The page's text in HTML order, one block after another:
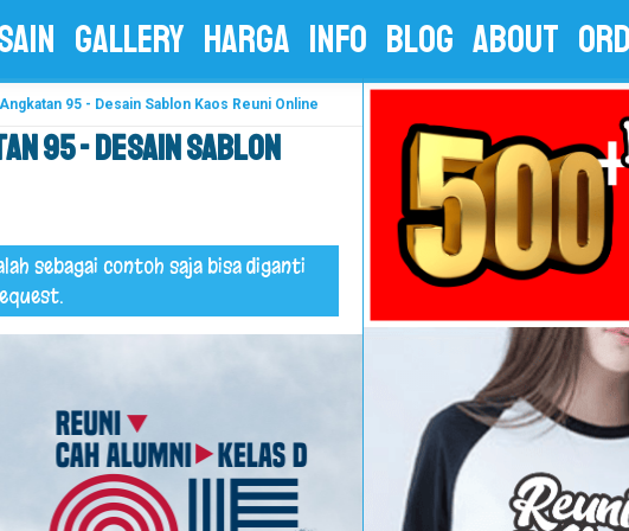
GALLERY HARGA INFO BLOG ABOUT
95 - Desain Sablon Kaos Reuni Online
95 - Desain Sablon
sebagai contoh saja bisa diganti